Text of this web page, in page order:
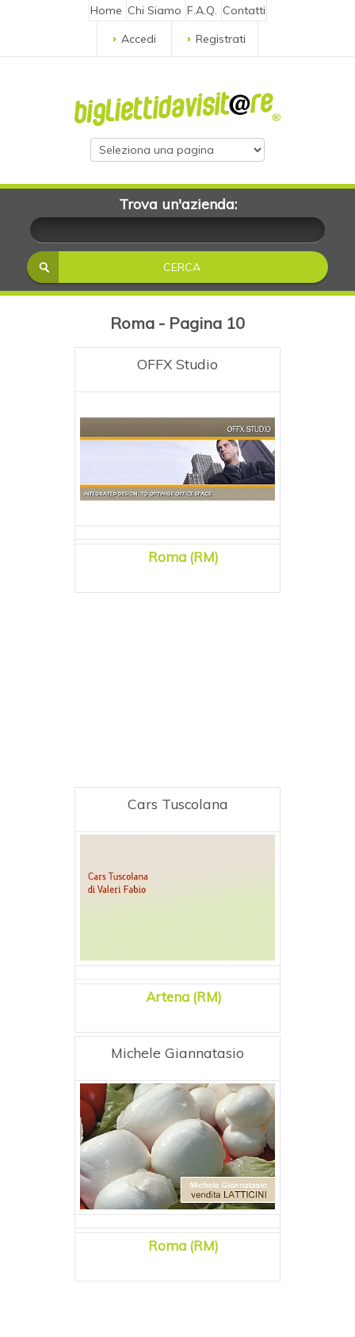
Home Chi Siamo F.A.Q. Contatti
Accedi
Registrati
Trova un'azienda:
Roma - Pagina 10
OFFX Studio
Roma (RM)
Cars Tuscolana
Artena (RM)
Michele Giannatasio
Roma (RM)